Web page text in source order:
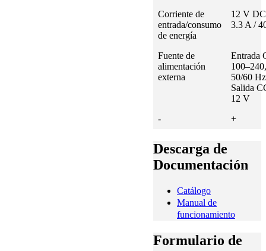
Corriente de
entrada/consumo
de energía
12 V
3.3 A /
Fuente de
alimentación
externa
Entrada
50/60
Salida
12 V
-
+
Descarga de
Documentación
Catálogo
Manual de
funcionamiento
Formulario de